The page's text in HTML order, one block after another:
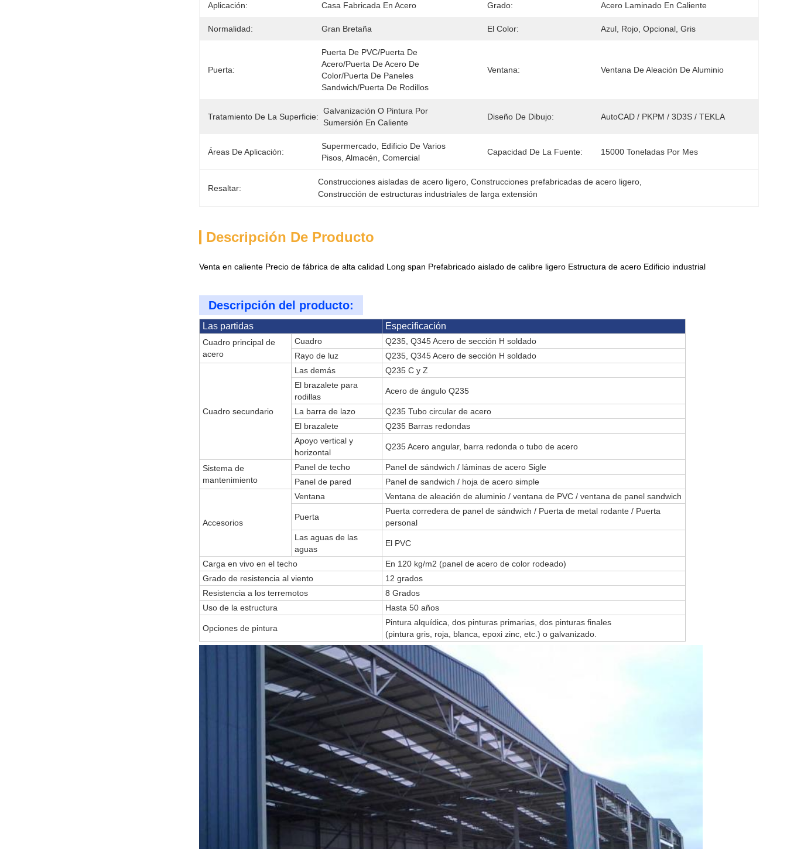
Aplicación: Casa Fabricada En Acero Grado: Acero Laminado En Caliente
Normalidad: Gran Bretaña El Color: Azul, Rojo, Opcional, Gris
Puerta:
Puerta De PVC/puerta De
Acero/puerta De Acero De
Color/puerta De Paneles
Sandwich/puerta De Rodillos
Ventana: Ventana De Aleación De Aluminio
Tratamiento De La Superficie:
Galvanización O Pintura Por
Sumersión En Caliente
Diseño De Dibujo: AutoCAD / PKPM / 3D3S / TEKLA
Áreas De Aplicación:
Supermercado, Edificio De Varios
Pisos, Almacén, Comercial
Capacidad De La Fuente: 15000 Toneladas Por Mes
Resaltar:
Construcciones aisladas de acero ligero , Construcciones prefabricadas de acero ligero
Construcción de estructuras industriales de larga extensión
Descripción De Producto
Venta en caliente Precio de fábrica de alta calidad Long span Prefabricado aislado de calibre ligero Estructura de acero Edificio industrial
Descripción del producto:
Las partidas Especificación
Cuadro principal de
acero
Cuadro
Q235, Q345 Acero de sección H soldado
Rayo de luz
Q235, Q345 Acero de sección H soldado
Cuadro secundario
Las demás
Q235 C y Z
El brazalete para
rodillas
Acero de ángulo Q235
La barra de lazo
Q235 Tubo circular de acero
El brazalete
Q235 Barras redondas
Apoyo vertical y
horizontal
Q235 Acero angular, barra redonda o tubo de acero
Sistema de
mantenimiento
Panel de techo
Panel de sándwich / láminas de acero Sigle
Panel de pared
Panel de sandwich / hoja de acero simple
Accesorios
Ventana Ventana de aleación de aluminio / ventana de PVC / ventana de panel sandwich
Puerta
Puerta corredera de panel de sándwich / Puerta de metal rodante / Puerta
personal
Las aguas de las
aguas
El PVC
Carga en vivo en el techo
En 120 kg/m2 (panel de acero de color rodeado)
Grado de resistencia al viento
12 grados
Resistencia a los terremotos
8 Grados
Uso de la estructura
Hasta 50 años
Opciones de pintura
Pintura alquídica, dos pinturas primarias, dos pinturas finales
(pintura gris, roja, blanca, epoxi zinc, etc.) o galvanizado.